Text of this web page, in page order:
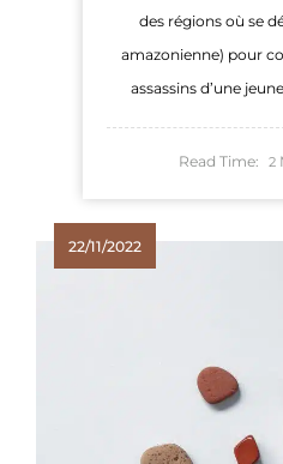
des régions où se
amazonienne) pour
assassins d’une
Read Time: 2
22/11/2022